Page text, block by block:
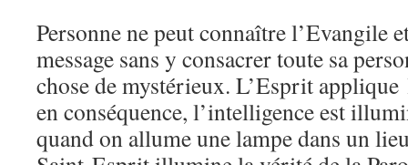
Personne ne peut connaître l’Evangile
message sans y consacrer toute sa
chose de mystérieux. L’Esprit
en conséquence, l’intelligence est
quand on allume une lampe dans un